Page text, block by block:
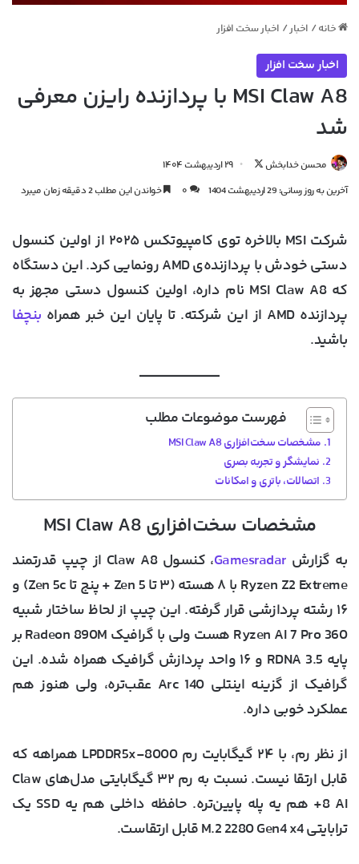
خانه / اخبار / اخبار سخت افزار
اخبار سخت افزار
MSI Claw A8 با پردازنده رایزن معرفی
شد
محسن خدابخش
دنبال
کردن
۲۹ اردیبهشت ۱۴۰۴
آخرین به روز رسانی: 29 اردیبهشت 1404
۰ خواندن این مطلب 2 دقیقه زمان میبرد
شرکت
MSI بالاخره توی کامپیوتکس ۲۰۲۵ از اولین کنسول
دستی خودش با پردازنده‌ی AMD رونمایی کرد
. این دستگاه
که MSI Claw A8 نام داره، اولین کنسول دستی مجهز به
پردازنده AMD از این شرکته. تا پایان این خبر همراه
بنچفا
باشید.
فهرست موضوعات مطلب
مشخصات سخت‌افزاری MSI Claw A8
نمایشگر و تجربه بصری
اتصالات، باتری و امکانات
مشخصات سخت‌افزاری MSI Claw A8
به گزارش Gamesradar، کنسول Claw A8 از چیپ قدرتمند
Ryzen Z2 Extreme با ۸ هسته (۳ تا Zen 5 + پنج تا Zen 5c)
و
۱۶ رشته پردازشی
قرار گرفته. این چیپ از لحاظ ساختار شبیه
Ryzen AI 7 Pro 360 هست ولی با
گرافیک Radeon 890M بر
پایه RDNA 3.5
و ۱۶ واحد پردازش گرافیک همراه شده. این
گرافیک از گزینه اینتلی Arc 140 عقب‌تره، ولی هنوز هم
عملکرد خوبی داره.
از نظر رم، با ۲۴ گیگابایت رم LPDDR5x-8000
همراهه که
قابل ارتقا نیست. نسبت به رم ۳۲ گیگابایتی مدل‌های Claw
8 AI+ هم یه پله پایین‌تره. حافظه داخلی هم یه SSD یک
ترابایتی M.2 2280 Gen4 x4 قابل ارتقاست.